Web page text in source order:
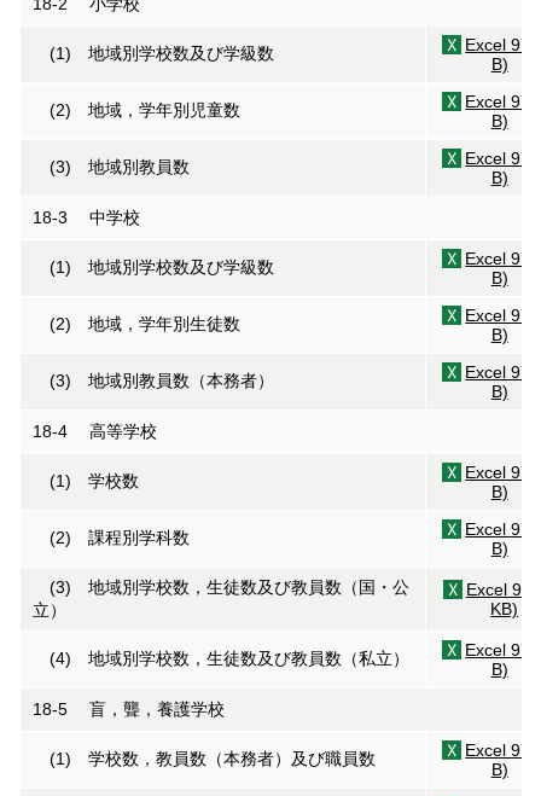
(1) 地域別学校数及び学級数
Excel
B)
(2) 地域，学年別児童数
Excel
B)
(3) 地域別教員数
Excel
B)
18-3 中学校
(1) 地域別学校数及び学級数
Excel
B)
(2) 地域，学年別生徒数
Excel
B)
(3) 地域別教員数（本務者）
Excel
B)
18-4 高等学校
(1) 学校数
Excel
B)
(2) 課程別学科数
Excel
B)
(3) 地域別学校数，生徒数及び教員数（国・公
立）
Excel
KB)
(4) 地域別学校数，生徒数及び教員数（私立）
Excel
B)
18-5 盲，聾，養護学校
(1) 学校数，教員数（本務者）及び職員数
Excel
B)